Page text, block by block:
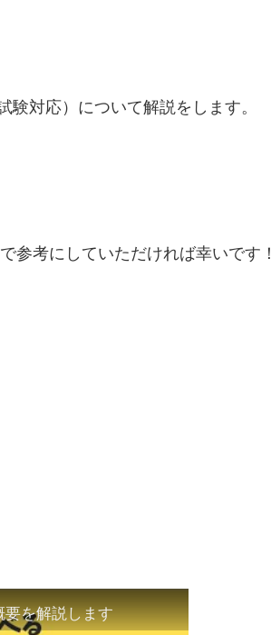
対応）について解説をします。
参考にしていただければ幸いです！
を解説します